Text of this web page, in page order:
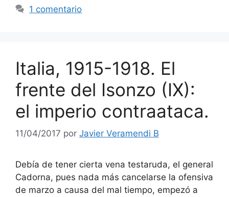
1 comentario
Italia, 1915-1918. El
frente del Isonzo (IX):
el imperio contraataca.
11/04/2017 por Javier Veramendi B
Debía de tener cierta vena testaruda, el general
Cadorna, pues nada más cancelarse la ofensiva
de marzo a causa del mal tiempo, empezó a